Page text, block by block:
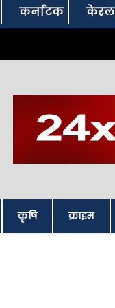
कर्नाटक केरल
कृषि क्राइम